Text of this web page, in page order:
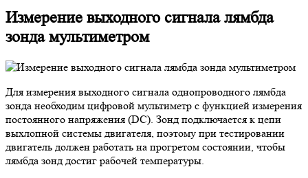
Измерение выходного сигнала лямбда
зонда мультиметром
Для измерения выходного сигнала однопроводного лямбда
зонда необходим цифровой мультиметр с функцией измерения
постоянного напряжения (DC). Зонд подключается к цепи
выхлопной системы двигателя, поэтому при тестировании
двигатель должен работать на прогретом состоянии, чтобы
лямбда зонд достиг рабочей температуры.